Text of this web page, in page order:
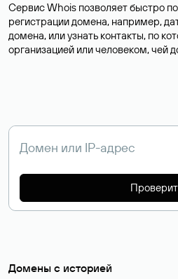
Сервис Whois позволяет быстро
регистрации домена, например,
домена, или узнать контакты, по
организацией или человеком, чей
Домены с историей